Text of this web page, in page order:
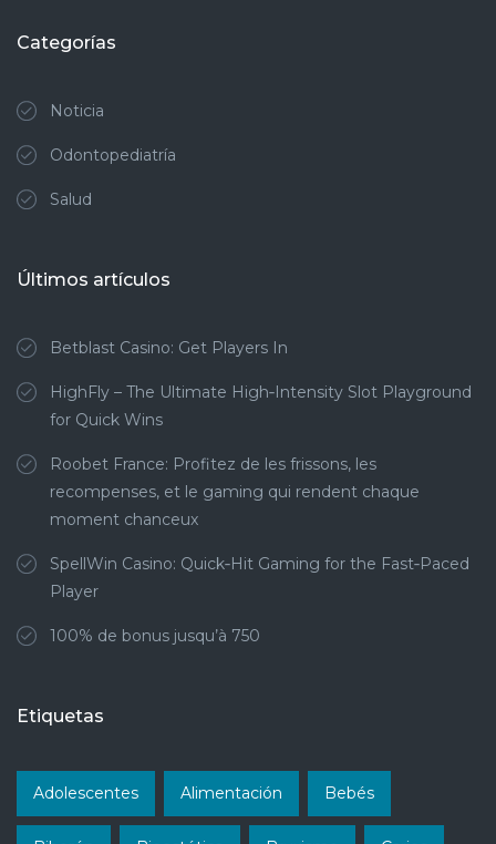
Categorías
Noticia
Odontopediatría
Salud
Últimos artículos
Betblast Casino: Get Players In
HighFly – The Ultimate High‑Intensity Slot Playground
for Quick Wins
Roobet France: Profitez de les frissons, les
recompenses, et le gaming qui rendent chaque
moment chanceux
SpellWin Casino: Quick‑Hit Gaming for the Fast‑Paced
Player
100% de bonus jusqu’à 750
Etiquetas
Adolescentes Alimentación Bebés